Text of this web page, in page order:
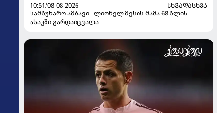
10:51/08-08-2026
ᲡᲮᲕᲐᲓᲐᲡᲮᲕᲐ
სამწუხარო ამბავი - ლიონელ მესის მამა 68 წლის
ასაკში გარდაიცვალა